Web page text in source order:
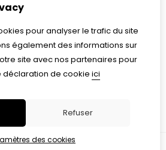
pour analyser le trafic du site
également des informations sur
site avec nos partenaires pour
déclaration de cookie ici
Refuser
des cookies